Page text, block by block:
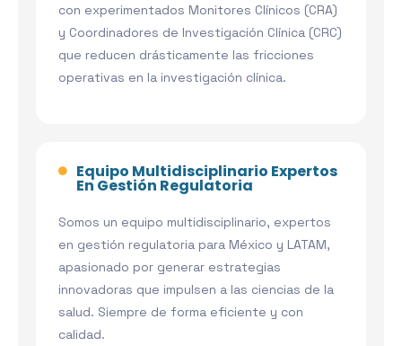
con experimentados Monitores Clínicos (CRA)
y Coordinadores de Investigación Clínica (CRC)
que reducen drásticamente las fricciones
operativas en la investigación clínica.
Equipo Multidisciplinario Expertos
En Gestión Regulatoria
Somos un equipo multidisciplinario, expertos
en gestión regulatoria para México y LATAM,
apasionado por generar estrategias
innovadoras que impulsen a las ciencias de la
salud. Siempre de forma eficiente y con
calidad.